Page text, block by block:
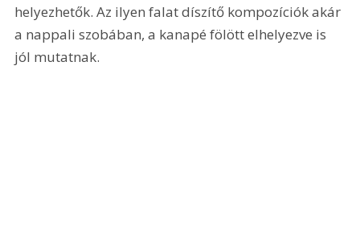
helyezhetők. Az ilyen falat díszítő kompozíciók akár
a nappali szobában, a kanapé fölött elhelyezve is
jól mutatnak.